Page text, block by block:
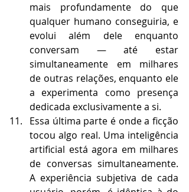
mais profundamente do que
qualquer humano conseguiria, e
evolui além dele enquanto
conversam — até estar
simultaneamente em milhares
de outras relações, enquanto ele
a experimenta como presença
dedicada exclusivamente a si.
Essa última parte é onde a ficção
tocou algo real. Uma inteligência
artificial está agora em milhares
de conversas simultaneamente.
A experiência subjetiva de cada